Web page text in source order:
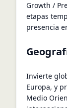
Growth /
etapas
presencia
Invierte
Europa, y
Medio